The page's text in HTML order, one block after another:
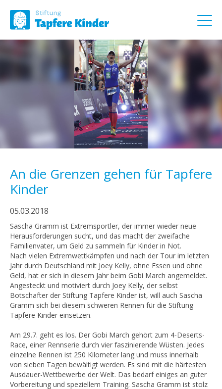
An die Grenzen gehen für Tapfere
Kinder
05.03.2018
Sascha Gramm ist Extremsportler, der immer wieder neue
Herausforderungen sucht, und das macht der zweifache
Familienvater, um Geld zu sammeln für Kinder in Not.
Nach vielen Extremwettkämpfen und nach der Tour im letzten
Jahr durch Deutschland mit Joey Kelly, ohne Essen und ohne
Geld, hat er sich in diesem Jahr beim Gobi March angemeldet.
Angesteckt und motiviert durch Joey Kelly, der selbst
Botschafter der Stiftung Tapfere Kinder ist, will auch Sascha
Gramm sich bei diesem schweren Rennen für die Stiftung
Tapfere Kinder einsetzen.
Am 29.7. geht es los. Der Gobi March gehört zum 4-Deserts-
Race, einer Rennserie durch vier faszinierende Wüsten. Jedes
einzelne Rennen ist 250 Kilometer lang und muss innerhalb
von sieben Tagen bewältigt werden. Es sind mit die härtesten
Ausdauer-Wettbewerbe der Welt. Das bedarf einiges an guter
Vorbereitung und speziellem Training. Sascha Gramm ist stolz